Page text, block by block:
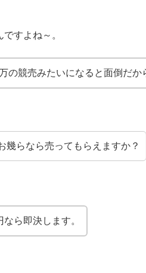
すよね～。
の競売みたいになると面倒だか
幾らなら売ってもらえますか？
なら即決します。